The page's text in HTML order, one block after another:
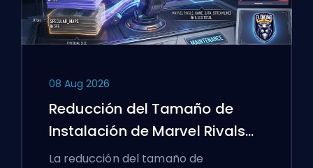
08 Aug 2026
Reducción del Tamaño de
Instalación de Marvel Rivals
Temporada 9.5 Explicada
La reducción del tamaño de